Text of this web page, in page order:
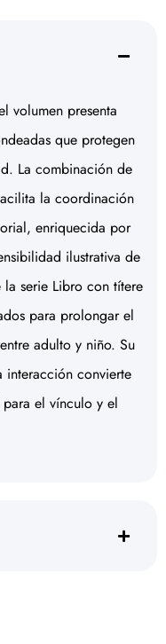
volumen presenta
que protegen
La combinación de
la coordinación
enriquecida por
ilustrativa de
la serie Libro con títere
para prolongar el
adulto y niño. Su
interacción convierte
el vínculo y el